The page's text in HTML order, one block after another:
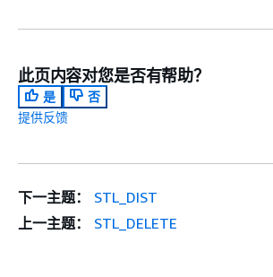
此页内容对您是否有帮助？
是
否
提供反馈
下一主题：
STL_DIST
上一主题：
STL_DELETE